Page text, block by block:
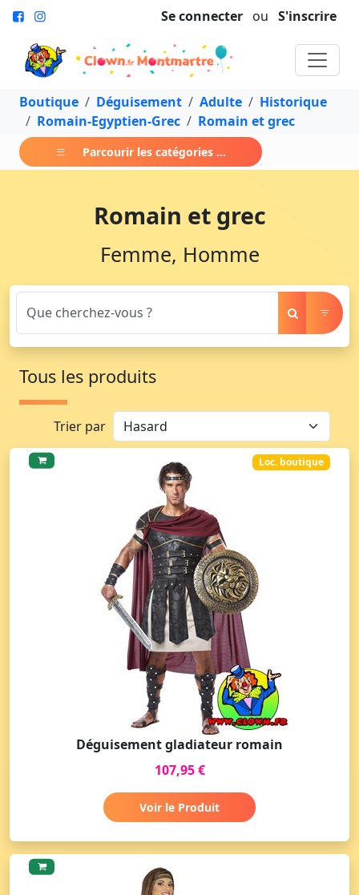
Se connecter ou S'inscrire
Boutique Déguisement Adulte
Historique
Romain-Egyptien-Grec
Romain et grec
Parcourir les catégories ...
Romain et grec
Femme, Homme
Tous les produits
Trier par
Loc. boutique
Déguisement gladiateur romain
107,95 €
Voir le Produit